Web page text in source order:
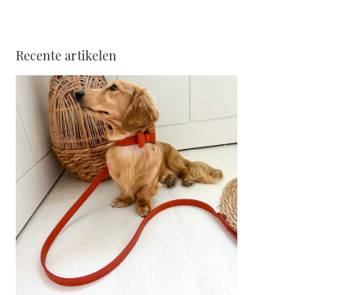
Recente artikelen